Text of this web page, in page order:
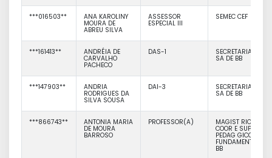
***016503** ANA KAROLINY
MOURA DE
ABREU SILVA
ASSESSOR
ESPECIAL III
SEMEC CEF
***161413** ANDRÉIA DE
CARVALHO
PACHECO
DAS-1 SECRETARIA DE
SA DE BB
***147903** ANDRIA
RODRIGUES DA
SILVA SOUSA
DAI-3 SECRETARIA DE
SA DE BB
***866743** ANTONIA MARIA
DE MOURA
BARROSO
PROFESSOR(A) MAGIST RIO DIR
COOR E SUPORTE
PEDAG GICO
FUNDAMENTAL
BB